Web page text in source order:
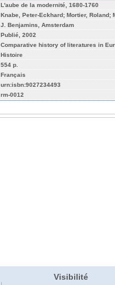
L'aube de la modernité, 1680-1760
Knabe, Peter-Eckhard; Mortier, Roland;
J. Benjamins, Amsterdam
Publié, 2002
Comparative history of literatures in
Histoire
554 p.
Français
urn:isbn:9027234493
rm-0012
Visibilité